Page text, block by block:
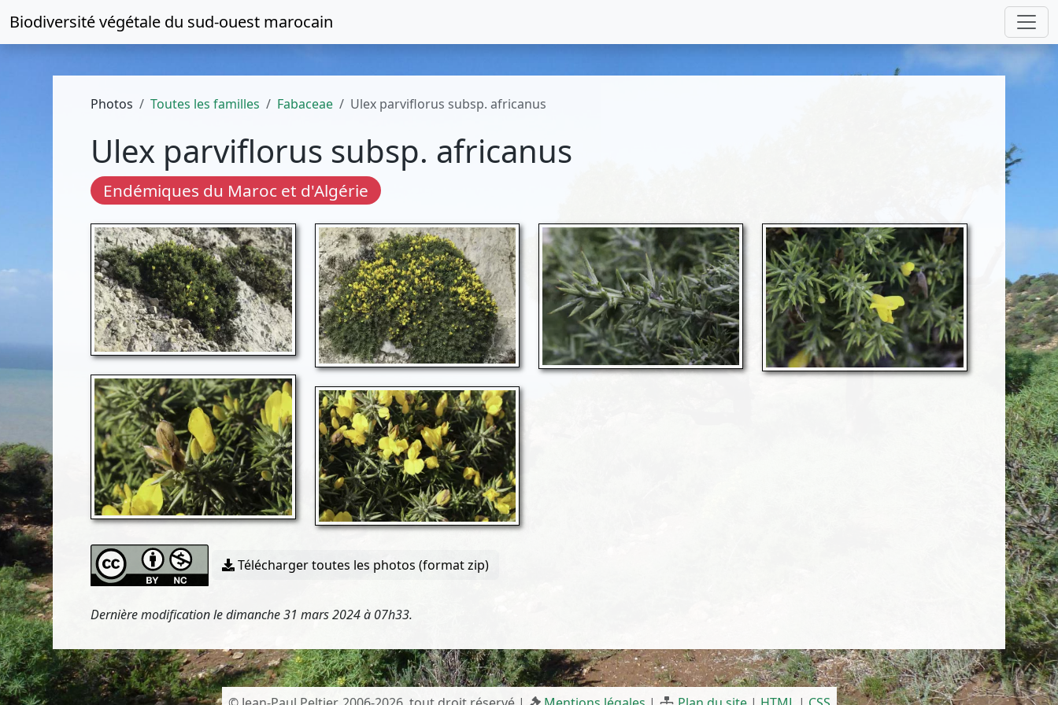
Biodiversité végétale du sud-ouest marocain
Photos Toutes les familles Fabaceae Ulex parviflorus subsp. africanus
Ulex parviflorus subsp. africanus
Endémiques du Maroc et d'Algérie
Télécharger toutes les photos (format zip)
Dernière modification le dimanche 31 mars 2024 à 07h33.